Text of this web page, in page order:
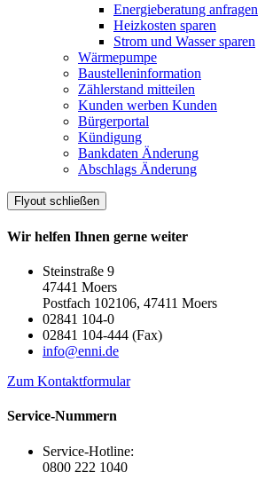
Energieberatung anfragen
Heizkosten sparen
Strom und Wasser sparen
Wärmepumpe
Baustelleninformation
Zählerstand mitteilen
Kunden werben Kunden
Bürgerportal
Kündigung
Bankdaten Änderung
Abschlags Änderung
Flyout schließen
Wir helfen Ihnen gerne weiter
Steinstraße 9
47441 Moers
Postfach 102106, 47411 Moers
02841 104-0
02841 104-444 (Fax)
info@enni.de
Zum Kontaktformular
Service-Nummern
Service-Hotline:
0800 222 1040